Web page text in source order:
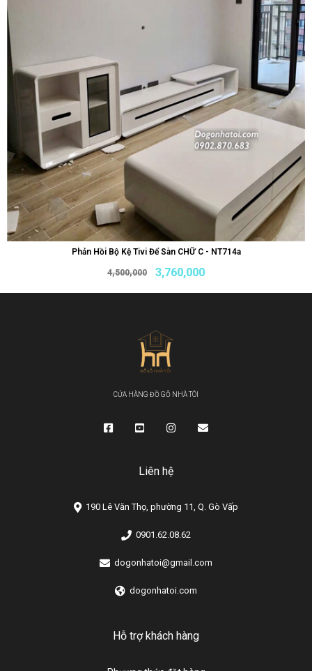
Phản Hồi Bộ Kệ Tivi Để Sàn CHỮ C - NT714a
4,500,000 3,760,000
CỬA HÀNG ĐỒ GỖ NHÀ TÔI
Liên hệ
190 Lê Văn Thọ, phường 11, Q. Gò Vấp
0901.62.08.62
dogonhatoi@gmail.com
dogonhatoi.com
Hỗ trợ khách hàng